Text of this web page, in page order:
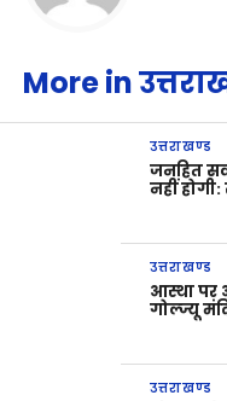
More in
उत्तराखण्ड
जनहित
नहीं
उत्तराखण्ड
आस्था पर
गोल्ज्यू
उत्तराखण्ड